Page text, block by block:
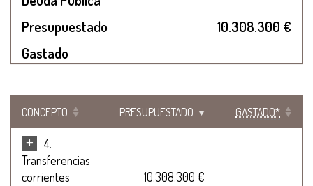
Presupuestado
10.308.300 €
Gastado
CONCEPTO PRESUPUESTADO GASTADO*
+
4.
Transferencias
corrientes
10.308.300 €